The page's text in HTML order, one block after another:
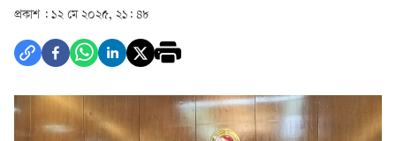
প্রকাশ : ১২ মে ২০২৫, ২১: ৪৮